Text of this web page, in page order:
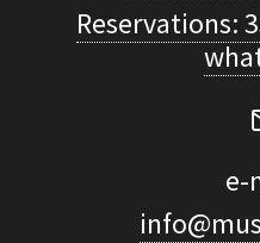
Reservations:
e-